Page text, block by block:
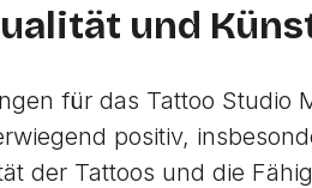
und
für das Tattoo Studio
positiv,
der Tattoos und die